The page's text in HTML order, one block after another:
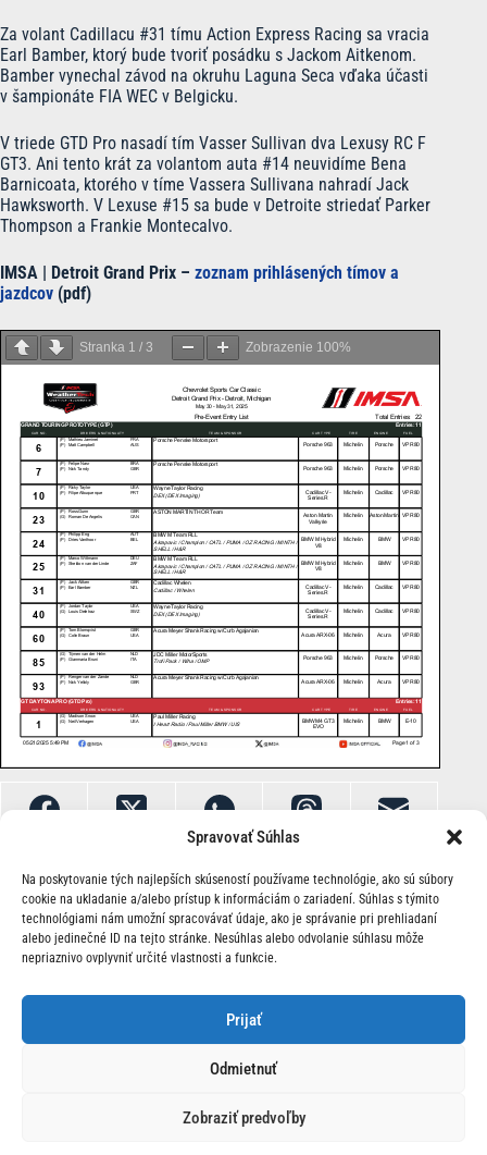
Spravovať Súhlas
Na poskytovanie tých najlepších skúseností používame technológie, ako sú súbory
cookie na ukladanie a/alebo prístup k informáciám o zariadení. Súhlas s týmito
technológiami nám umožní spracovávať údaje, ako je správanie pri prehliadaní
alebo jedinečné ID na tejto stránke. Nesúhlas alebo odvolanie súhlasu môže
nepriaznivo ovplyvniť určité vlastnosti a funkcie.
Prijať
Odmietnuť
Zobraziť predvoľby
Za volant Cadillacu #31 tímu Action Express Racing sa vracia
Earl Bamber, ktorý bude tvoriť posádku s Jackom Aitkenom.
Bamber vynechal závod na okruhu Laguna Seca vďaka účasti
v šampionáte FIA WEC v Belgicku.
V triede GTD Pro nasadí tím Vasser Sullivan dva Lexusy RC F
GT3. Ani tento krát za volantom auta #14 neuvidíme Bena
Barnicoata, ktorého v tíme Vassera Sullivana nahradí Jack
Hawksworth. V Lexuse #15 sa bude v Detroite striedať Parker
Thompson a Frankie Montecalvo.
IMSA | Detroit Grand Prix – zoznam prihlásených tímov a
jazdcov (pdf)
Stranka 1 / 3 Zobrazenie 100%
O Nás | Kontakt